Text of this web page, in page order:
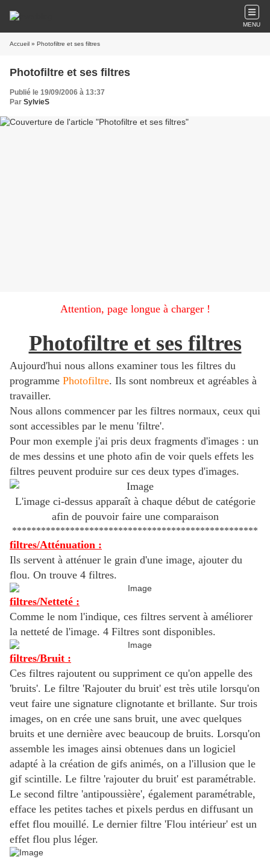
MENU
Accueil » Photofiltre et ses filtres
Photofiltre et ses filtres
Publié le 19/09/2006 à 13:37
Par SylvieS
Attention, page longue à charger !
Photofiltre et ses filtres
Aujourd'hui nous allons examiner tous les filtres du
programme Photofiltre. Ils sont nombreux et agréables à
travailler.
Nous allons commencer par les filtres normaux, ceux qui
sont accessibles par le menu 'filtre'.
Pour mon exemple j'ai pris deux fragments d'images : un
de mes dessins et une photo afin de voir quels effets les
filtres peuvent produire sur ces deux types d'images.
L'image ci-dessus apparaît à chaque début de catégorie
afin de pouvoir faire une comparaison
***************************************************
filtres/Atténuation :
Ils servent à atténuer le grain d'une image, ajouter du
flou. On trouve 4 filtres.
filtres/Netteté :
Comme le nom l'indique, ces filtres servent à améliorer
la netteté de l'image. 4 Filtres sont disponibles.
filtres/Bruit :
Ces filtres rajoutent ou suppriment ce qu'on appelle des
'bruits'. Le filtre 'Rajouter du bruit' est très utile lorsqu'on
veut faire une signature clignotante et brillante. Sur trois
images, on en crée une sans bruit, une avec quelques
bruits et une dernière avec beaucoup de bruits. Lorsqu'on
assemble les images ainsi obtenues dans un logiciel
adapté à la création de gifs animés, on a l'illusion que le
gif scintille. Le filtre 'rajouter du bruit' est paramétrable.
Le second filtre 'antipoussière', également paramétrable,
efface les petites taches et pixels perdus en diffusant un
effet flou mouillé. Le dernier filtre 'Flou intérieur' est un
effet flou plus léger.